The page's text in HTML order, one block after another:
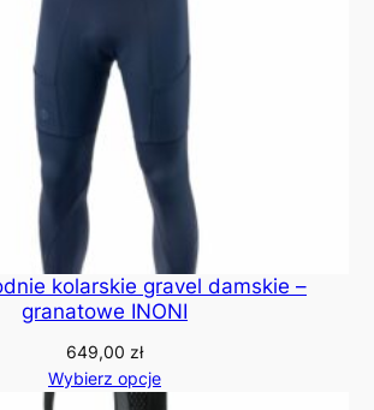
kolarskie gravel damskie –
granatowe INONI
649,00 zł
Wybierz opcje